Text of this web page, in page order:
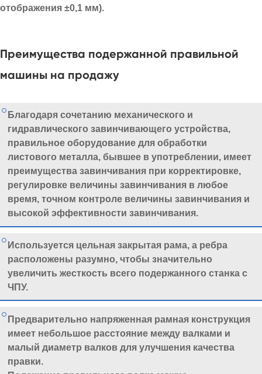
отображения ±0,1 мм).
Преимущества подержанной правильной
машины на продажу
Благодаря сочетанию механического и
гидравлического завинчивающего устройства,
правильное оборудование для обработки
листового металла, бывшее в употреблении, имеет
преимущества завинчивания при корректировке,
регулировке величины завинчивания в любое
время, точном контроле величины завинчивания и
высокой эффективности завинчивания.
Используется цельная закрытая рама, а ребра
расположены разумно, чтобы значительно
увеличить жесткость всего подержанного станка с
ЧПУ.
Предварительно напряженная рамная конструкция
имеет небольшое расстояние между валками и
малый диаметр валков для улучшения качества
правки.